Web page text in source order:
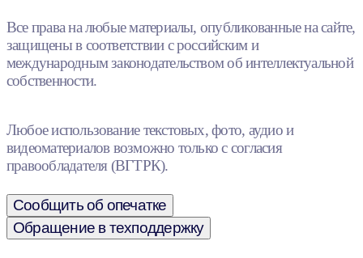
Все права на любые материалы, опубликованные на сайте,
защищены в соответствии с российским и
международным законодательством об интеллектуальной
собственности.
Любое использование текстовых, фото, аудио и
видеоматериалов возможно только с согласия
правообладателя (ВГТРК).
Сообщить об опечатке
Обращение в техподдержку